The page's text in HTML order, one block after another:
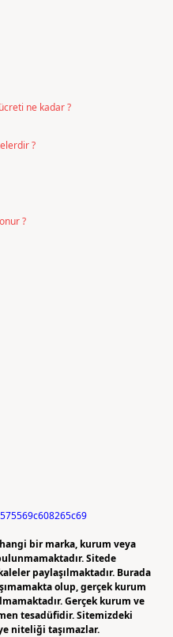
ne kadar ?
?
?
bir marka, kurum veya
Sitede
paylaşılmaktadır. Burada
olup, gerçek kurum
Gerçek kurum ve
tesadüfidir. Sitemizdeki
niteliği taşımazlar.